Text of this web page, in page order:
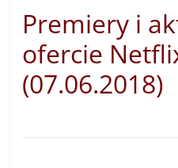
Premiery i
ofercie
(07.06.2018)